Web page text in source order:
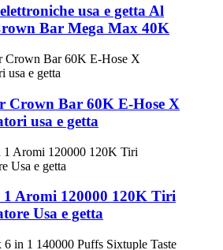
usa e getta Al
Bar Mega Max 40K
Crown Bar 60K E-Hose X
usa e getta
Aromi 120000 120K Tiri
Usa e getta